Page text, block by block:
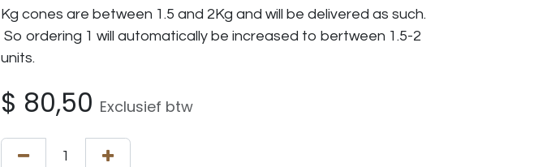
Kg cones are between 1.5 and 2Kg and will be delivered as such.
So ordering 1 will automatically be increased to bertween 1.5-2
units.
$ 80,50 Exclusief btw